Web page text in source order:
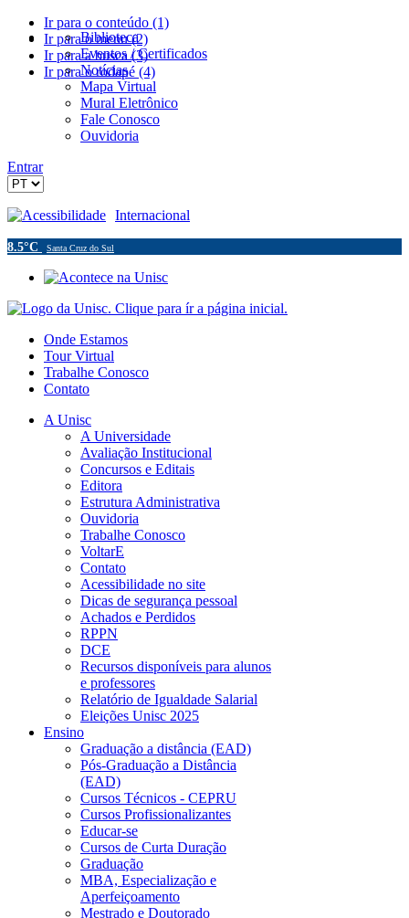
Ir para o conteúdo (1)
Ir para o menu (2)
Ir para a busca (3)
Ir para o rodapé (4)
Biblioteca
Eventos / Certificados
Notícias
Mapa Virtual
Mural Eletrônico
Fale Conosco
Ouvidoria
Entrar
Acessibilidade Internacional
8.5°C Santa Cruz do Sul
Onde Estamos
Tour Virtual
Trabalhe Conosco
Contato
A Unisc
A Universidade
Avaliação Institucional
Concursos e Editais
Editora
Estrutura Administrativa
Ouvidoria
Trabalhe Conosco
VoltarE
Contato
Acessibilidade no site
Dicas de segurança pessoal
Achados e Perdidos
RPPN
DCE
Recursos disponíveis para alunos
e professores
Relatório de Igualdade Salarial
Eleições Unisc 2025
Ensino
Graduação a distância (EAD)
Pós-Graduação a Distância
(EAD)
Cursos Técnicos - CEPRU
Cursos Profissionalizantes
Educar-se
Cursos de Curta Duração
Graduação
MBA, Especialização e
Aperfeiçoamento
Mestrado e Doutorado